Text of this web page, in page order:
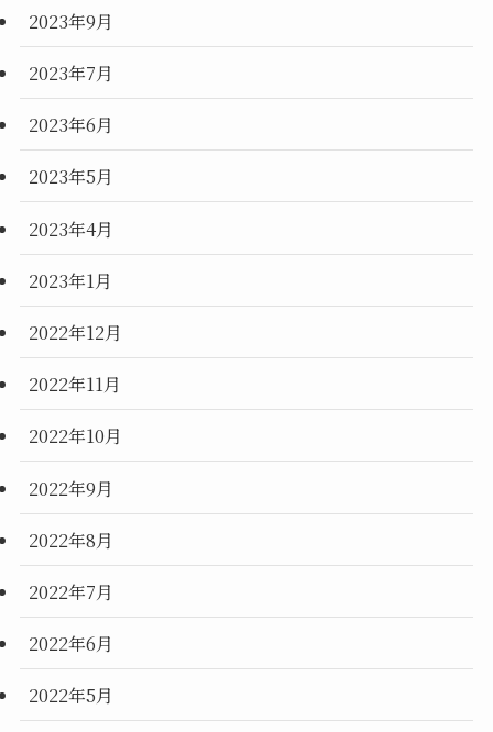
2023年9月
2023年7月
2023年6月
2023年5月
2023年4月
2023年1月
2022年12月
2022年11月
2022年10月
2022年9月
2022年8月
2022年7月
2022年6月
2022年5月